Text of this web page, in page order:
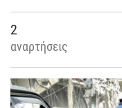
2
αναρτήσεις